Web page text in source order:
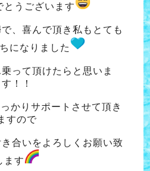
とうございます
、喜んで頂き 私もとても
になりました
って頂けたらと思いま
す！！
かりサポートさせて頂き
すので
合いをよろしくお願い致
ます